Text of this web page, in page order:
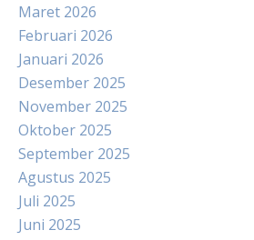
Maret 2026
Februari 2026
Januari 2026
Desember 2025
November 2025
Oktober 2025
September 2025
Agustus 2025
Juli 2025
Juni 2025